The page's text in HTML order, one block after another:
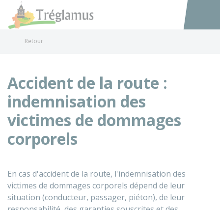
Accéder
Retour
Accident de la route :
indemnisation des
victimes de dommages
corporels
En cas d'accident de la route, l'indemnisation des
victimes de dommages corporels dépend de leur
situation (conducteur, passager, piéton), de leur